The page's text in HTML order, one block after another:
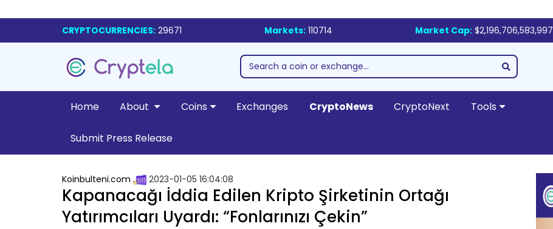
CRYPTOCURRENCIES: 29671 Markets: 110714 Market Cap: $2,196,706,583,997
Home About Coins Exchanges CryptoNews CryptoNext Tools
Submit Press Release
Koinbulteni.com 2023-01-05 16:04:08
Kapanacağı İddia Edilen Kripto Şirketinin Ortağı
Yatırımcıları Uyardı: “Fonlarınızı Çekin”